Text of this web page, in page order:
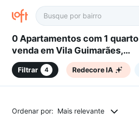
0 Apartamentos com 1 quarto à
venda em Vila Guimarães,
Sorocaba, SP
Filtrar 4 Redecore IA
Ordenar por: Mais relevante